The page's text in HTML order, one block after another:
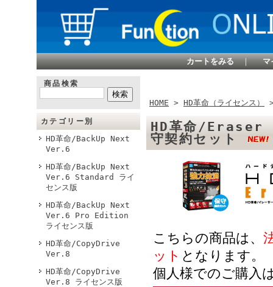
カートをみる ｜ マ
商品検索
カテゴリー別
HD革命/BackUp Next
Ver.6
HD革命/BackUp Next
Ver.6 Standard ライ
センス版
HD革命/BackUp Next
Ver.6 Pro Edition
ライセンス版
HD革命/CopyDrive
Ver.8
HD革命/CopyDrive
Ver.8 ライセンス版
HOME > HD革命（ライセンス）
HD革命/Eraser
守契約セット
こちらの商品は、
ット となります。
個人様でのご購入